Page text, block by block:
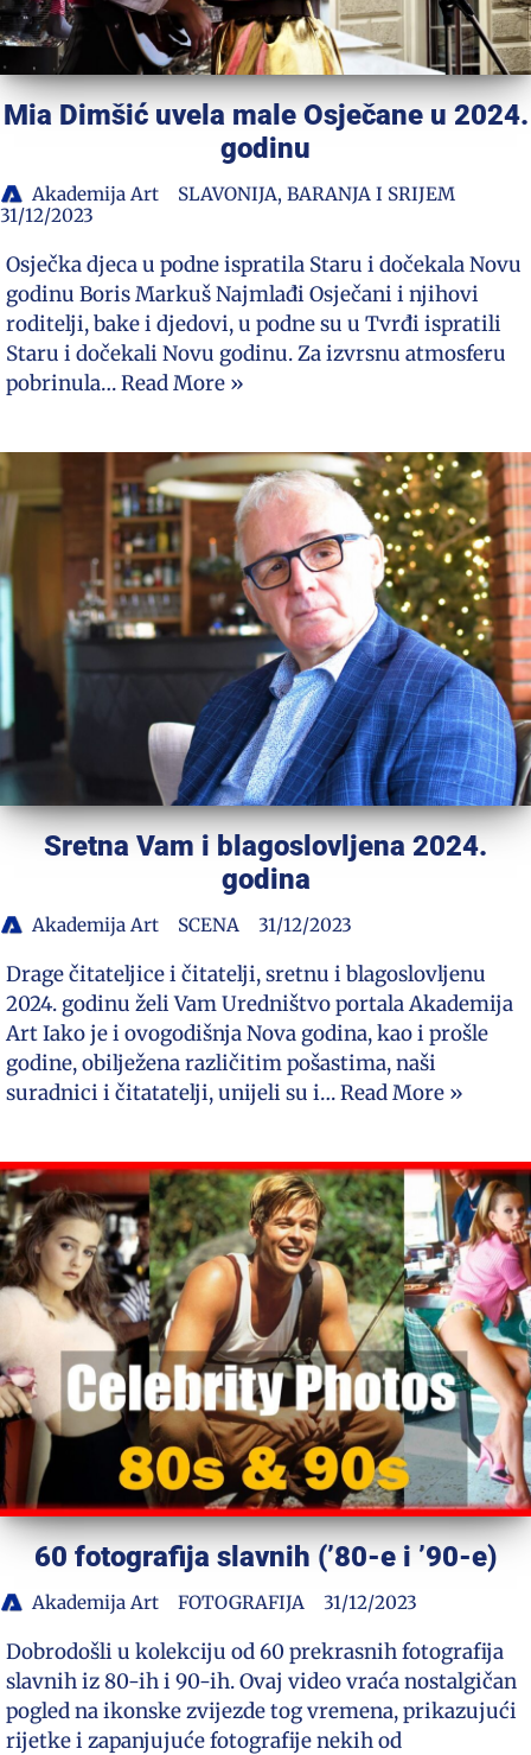
Mia Dimšić uvela male Osječane u 2024.
godinu
Akademija Art
SLAVONIJA, BARANJA I SRIJEM
31/12/2023
Osječka djeca u podne ispratila Staru i dočekala Novu
godinu Boris Markuš Najmlađi Osječani i njihovi
roditelji, bake i djedovi, u podne su u Tvrđi ispratili
Staru i dočekali Novu godinu. Za izvrsnu atmosferu
pobrinula…Read More »
Sretna Vam i blagoslovljena 2024.
godina
Akademija Art SCENA 31/12/2023
Drage čitateljice i čitatelji, sretnu i blagoslovljenu
2024. godinu želi Vam Uredništvo portala Akademija
Art Iako je i ovogodišnja Nova godina, kao i prošle
godine, obilježena različitim pošastima, naši
suradnici i čitatatelji, unijeli su i…Read More »
60 fotografija slavnih (’80-e i ’90-e)
Akademija Art FOTOGRAFIJA 31/12/2023
Dobrodošli u kolekciju od 60 prekrasnih fotografija
slavnih iz 80-ih i 90-ih. Ovaj video vraća nostalgičan
pogled na ikonske zvijezde tog vremena, prikazujući
rijetke i zapanjujuće fotografije nekih od